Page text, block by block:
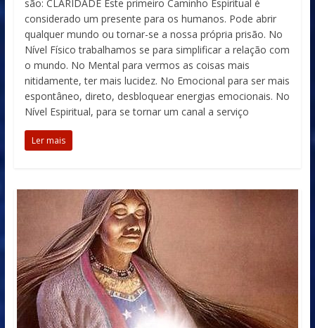
são: CLARIDADE Este primeiro Caminho Espiritual é
considerado um presente para os humanos. Pode abrir
qualquer mundo ou tornar-se a nossa própria prisão. No
Nível Físico trabalhamos se para simplificar a relação com
o mundo. No Mental para vermos as coisas mais
nitidamente, ter mais lucidez. No Emocional para ser mais
espontâneo, direto, desbloquear energias emocionais. No
Nível Espiritual, para se tornar um canal a serviço
Ler mais